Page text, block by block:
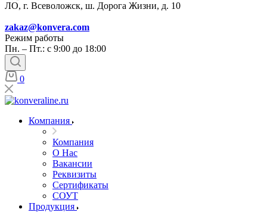
ЛО, г. Всеволожск, ш. Дорога Жизни, д. 10
zakaz@konvera.com
Режим работы
Пн. – Пт.: с 9:00 до 18:00
0
Компания
Компания
О Нас
Вакансии
Реквизиты
Сертификаты
СОУТ
Продукция